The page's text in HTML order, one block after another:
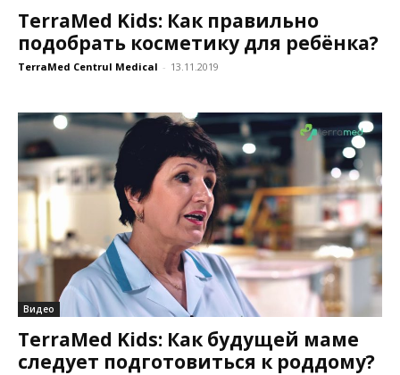
TerraMed Kids: Как правильно
подобрать косметику для ребёнка?
TerraMed Centrul Medical - 13.11.2019
Видео
TerraMed Kids: Как будущей маме
следует подготовиться к роддому?